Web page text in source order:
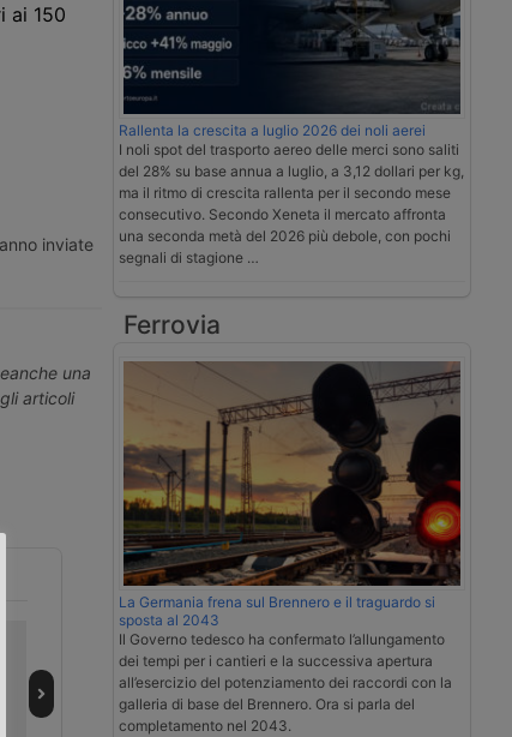
ai 150
inviate
una
articoli
Un altro incidente
mortale
coinvolge
camion in
Video | le novità
Volvo Trucks per
il 2026
Rallenta la crescita a luglio 2026 dei noli aerei
I noli spot del trasporto aereo delle merci sono saliti
del 28% su base annua a luglio, a 3,12 dollari per kg,
ma il ritmo di crescita rallenta per il secondo mese
consecutivo. Secondo Xeneta il mercato affronta
una seconda metà del 2026 più debole, con pochi
segnali di stagione …
Ferrovia
La Germania frena sul Brennero e il traguardo si
sposta al 2043
Il Governo tedesco ha confermato l’allungamento
dei tempi per i cantieri e la successiva apertura
all’esercizio del potenziamento dei raccordi con la
galleria di base del Brennero. Ora si parla del
completamento nel 2043.